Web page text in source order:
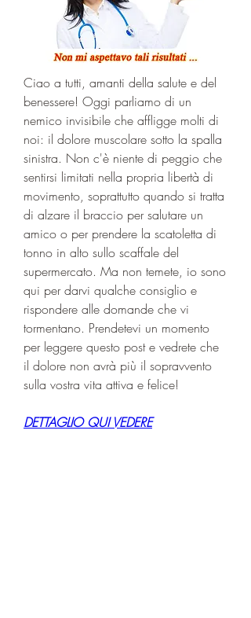
Ciao a tutti, amanti della salute e del
benessere! Oggi parliamo di un
nemico invisibile che affligge molti di
noi: il dolore muscolare sotto la spalla
sinistra. Non c'è niente di peggio che
sentirsi limitati nella propria libertà di
movimento, soprattutto quando si tratta
di alzare il braccio per salutare un
amico o per prendere la scatoletta di
tonno in alto sullo scaffale del
supermercato. Ma non temete, io sono
qui per darvi qualche consiglio e
rispondere alle domande che vi
tormentano. Prendetevi un momento
per leggere questo post e vedrete che
il dolore non avrà più il sopravvento
sulla vostra vita attiva e felice!
DETTAGLIO QUI VEDERE